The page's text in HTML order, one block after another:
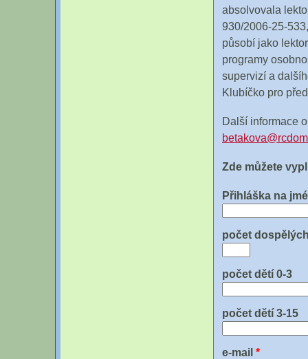
absolvovala
930/2006-25-
působí jako
programy
supervizí a
Klubíčko pro
Další informace
Zde můžete
Přihláška na
počet
počet dětí 0-3
počet dětí 3-15
e-mail *